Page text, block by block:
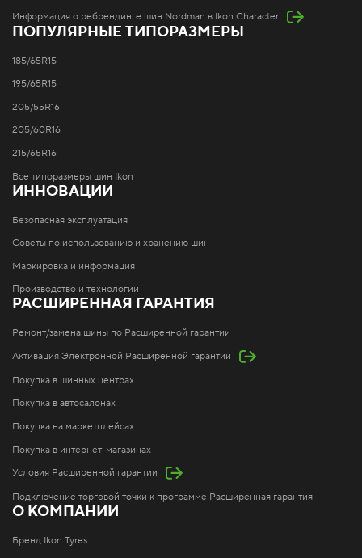
Информация о ребрендинге шин Nordman в Ikon Character
ПОПУЛЯРНЫЕ ТИПОРАЗМЕРЫ
185/65R15
195/65R15
205/55R16
205/60R16
215/65R16
Все типоразмеры шин Ikon
ИННОВАЦИИ
Безопасная эксплуатация
Советы по использованию и хранению шин
Маркировка и информация
Производство и технологии
РАСШИРЕННАЯ ГАРАНТИЯ
Ремонт/замена шины по Расширенной гарантии
Активация Электронной Расширенной гарантии
Покупка в шинных центрах
Покупка в автосалонах
Покупка на маркетплейсах
Покупка в интернет-магазинах
Условия Расширенной гарантии
Подключение торговой точки к программе Расширенная гарантия
О КОМПАНИИ
Бренд Ikon Tyres